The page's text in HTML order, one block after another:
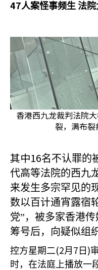
47人案怪事频生 法院
香港西九龙裁判法院
裂，满布
其中16名不认罪的
代高等法院的西九
来发生多宗罕见的
数以百计通宵露宿
党”，被多家香港
筹号后，向疑似组
控方星期二(2月 7 日 )
时，在法庭上播放一